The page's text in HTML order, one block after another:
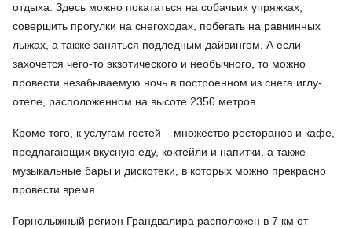
отдыха. Здесь можно покататься на собачьих упряжках,
совершить прогулки на снегоходах, побегать на равнинных
лыжах, а также заняться подледным дайвингом. А если
захочется чего-то экзотического и необычного, то можно
провести незабываемую ночь в построенном из снега иглу-
отеле, расположенном на высоте 2350 метров.
Кроме того, к услугам гостей – множество ресторанов и кафе,
предлагающих вкусную еду, коктейли и напитки, а также
музыкальные бары и дискотеки, в которых можно прекрасно
провести время.
Горнолыжный регион Грандвалира расположен в 7 км от